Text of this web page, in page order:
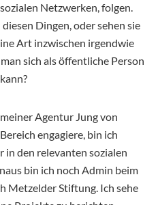
Netzwerken, folgen.
Dingen, oder sehen sie
Art inzwischen irgendwie
sich als öffentliche Person
Agentur Jung von
engagiere, bin ich
in den relevanten sozialen
bin ich noch Admin beim
Metzelder Stiftung. Ich sehe